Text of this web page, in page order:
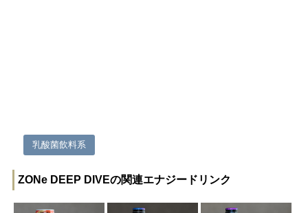
乳酸菌飲料系
ZONe DEEP DIVEの関連エナジードリンク